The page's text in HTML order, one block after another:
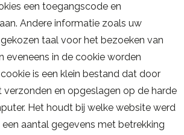
een toegangscode en
Andere informatie zoals uw
taal voor het bezoeken van
eveneens in de cookie worden
is een klein bestand dat door
verzonden en opgeslagen op de harde
Het houdt bij welke website werd
aantal gegevens met betrekking